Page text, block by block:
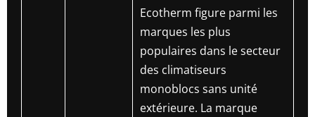
Ecotherm figure parmi les
marques les plus
populaires dans le secteur
des climatiseurs
monoblocs sans unité
extérieure. La marque